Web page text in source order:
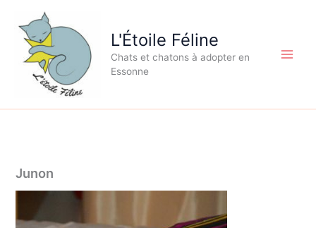
contenu
L'Étoile Féline
Chats et chatons à adopter en
Essonne
Junon